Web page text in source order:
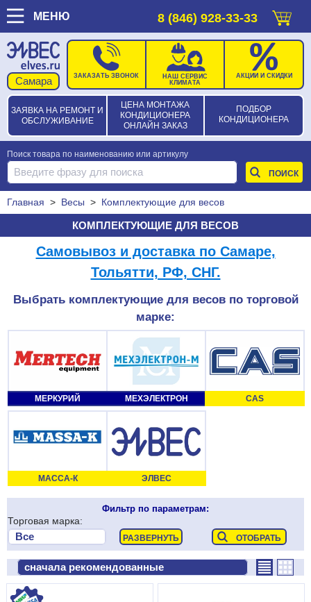
МЕНЮ 8 (846) 928-33-33
ЗАЯВКА НА РЕМОНТ И
ОБСЛУЖИВАНИЕ
ЦЕНА МОНТАЖА
КОНДИЦИОНЕРА
ОНЛАЙН ЗАКАЗ
ПОДБОР
КОНДИЦИОНЕРА
ЗАКАЗАТЬ ЗВОНОК
НАШ СЕРВИС
КЛИМАТА
АКЦИИ И СКИДКИ
Поиск товара по наименованию или артикулу
Главная > Весы > Комплектующие для весов
КОМПЛЕКТУЮЩИЕ ДЛЯ ВЕСОВ
Самовывоз и доставка по Самаре,
Тольятти, РФ, СНГ.
Выбрать комплектующие для весов по торговой
марке:
МЕРКУРИЙ МЕХЭЛЕКТРОН CAS
МАССА-К ЭЛВЕС
Фильтр по параметрам:
Торговая марка: